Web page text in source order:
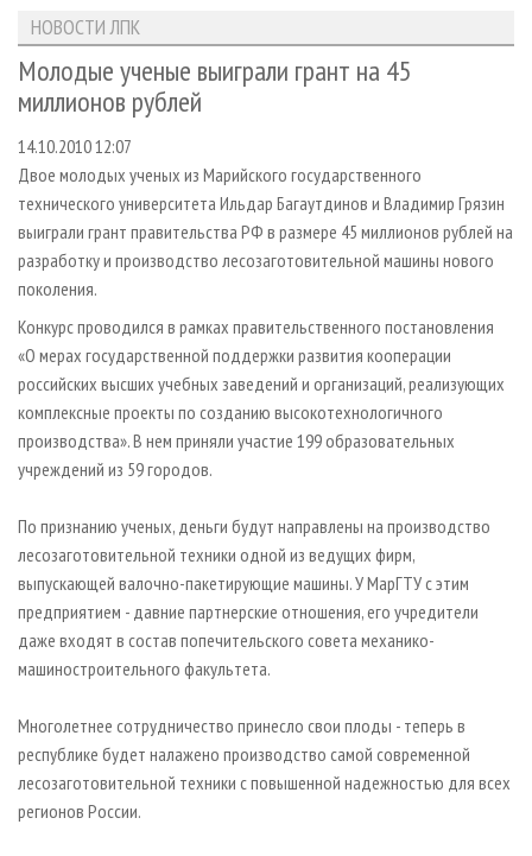
ЛЕСОЗАГОТОВКА
ЛЕСОПИЛЕНИЕ
СУШКА ДРЕВЕСИНЫ
ПРОИЗВОДСТВО ДРЕВЕСНЫХ ПЛИТ
ДЕРЕВЯННОЕ ДОМОСТРОЕНИЕ
ПРОИЗВОДСТВО МЕБЕЛИ
БИОЭНЕРГЕТИКА
ЦБП
ИНСТРУМЕНТ И МАТЕРИАЛЫ
НОВОСТИ ЛПК
НОВОСТИ ЖУРНАЛА
ПРОЕКТЫ ЛПИ
АНАЛИТИКА
ПРЕДПРИЯТИЯ ЛПК
ПЕРСОНЫ
МОБИЛЬНЫЕ ВЫСТАВКИ
ОФИЦИАЛЬНЫЕ ДЕЛЕГАЦИИ
ПРИОРИТЕТНЫЕ ИНВЕСТПРОЕКТЫ
RUSSIAN FORESTRY REVIEW
ГАЗЕТА ЛЕСПРОМФОРУМ
БИБЛИОТЕКА СПЕЦИАЛИСТА
АРХИВ
АРХИВ ЖУРНАЛОВ
О ЖУРНАЛЕ
ПОДПИСКА
КОНТАКТЫ
РЕКЛАМОДАТЕЛЯМ
РЕКЛАМА
РЕКЛАМА НА САЙТЕ
НОВОСТИ ЛПК
Молодые ученые выиграли грант на 45
миллионов рублей
14.10.2010 12:07
Двое молодых ученых из Марийского государственного
технического университета Ильдар Багаутдинов и Владимир Грязин
выиграли грант правительства РФ в размере 45 миллионов рублей на
разработку и производство лесозаготовительной машины нового
поколения.
Конкурс проводился в рамках правительственного постановления
«О мерах государственной поддержки развития кооперации
российских высших учебных заведений и организаций, реализующих
комплексные проекты по созданию высокотехнологичного
производства». В нем приняли участие 199 образовательных
учреждений из 59 городов.
По признанию ученых, деньги будут направлены на производство
лесозаготовительной техники одной из ведущих фирм,
выпускающей валочно-пакетирующие машины. У МарГТУ с этим
предприятием - давние партнерские отношения, его учредители
даже входят в состав попечительского совета механико-
машиностроительного факультета.
Многолетнее сотрудничество принесло свои плоды - теперь в
республике будет налажено производство самой современной
лесозаготовительной техники с повышенной надежностью для всех
регионов России.